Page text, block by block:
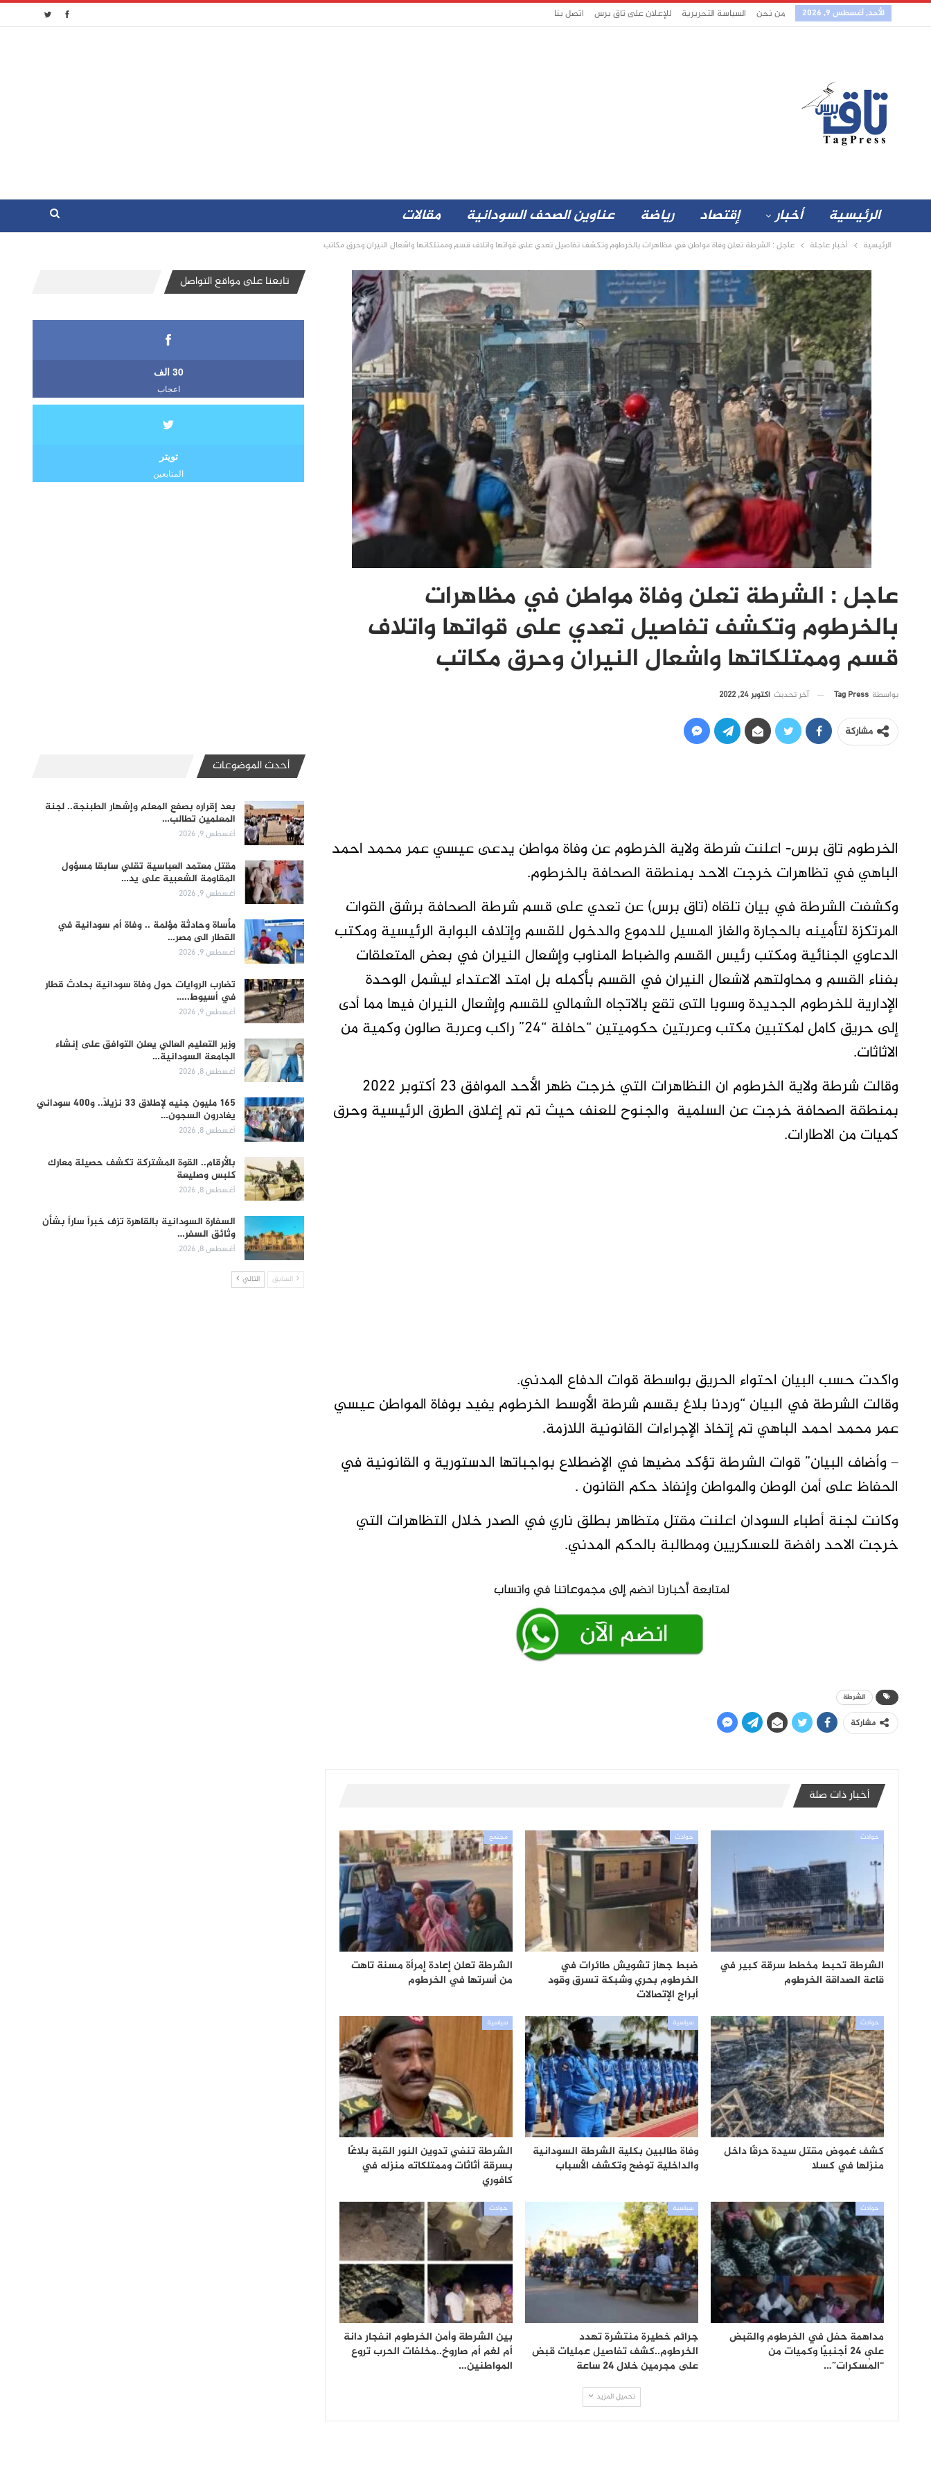
الأحد, أغسطس 9, 2026 من نحن السياسة التحريرية للإعلان على تاق برس اتصل بنا
الرئيسية أخبار إقتصاد رياضة عناوين الصحف السودانية مقالات
الرئيسية أخبار عاجلة عاجل : الشرطة تعلن وفاة مواطن في مظاهرات بالخرطوم وتكشف تفاصيل تعدي على قواتها واتلاف قسم وممتلكاتها واشعال النيران وحرق مكاتب
عاجل : الشرطة تعلن وفاة مواطن في مظاهرات
بالخرطوم وتكشف تفاصيل تعدي على قواتها واتلاف
قسم وممتلكاتها واشعال النيران وحرق مكاتب
بواسطة Tag Press آخر تحديث أكتوبر 24, 2022
مشاركة
الخرطوم تاق برس- اعلنت شرطة ولاية الخرطوم عن وفاة مواطن يدعى عيسي عمر محمد احمد
الباهي في تظاهرات خرجت الاحد بمنطقة الصحافة بالخرطوم.
وكشفت الشرطة في بيان تلقاه (تاق برس) عن تعدي على قسم شرطة الصحافة برشق القوات
المرتكزة لتأمينه بالحجارة والغاز المسيل للدموع والدخول للقسم وإتلاف البوابة الرئيسية ومكتب
الدعاوي الجنائية ومكتب رئيس القسم والضباط المناوب وإشعال النيران في بعض المتعلقات
بفناء القسم و محاولتهم لاشعال النيران في القسم بأكمله بل امتد الاعتداء ليشمل الوحدة
الإدارية للخرطوم الجديدة وسوبا التى تقع بالاتجاه الشمالي للقسم وإشعال النيران فيها مما أدى
إلى حريق كامل لمكتبين مكتب وعربتين حكوميتين “حافلة “٢٤” راكب وعربة صالون وكمية من
الاثاثات.
وقالت شرطة ولاية الخرطوم ان النظاهرات التي خرجت ظهر الأحد الموافق ٢٣ أكتوبر ٢٠٢٢
بمنطقة الصحافة خرجت عن السلمية والجنوح للعنف حيث تم تم إغلاق الطرق الرئيسية وحرق
كميات من الاطارات.
واكدت حسب البيان احتواء الحريق بواسطة قوات الدفاع المدني.
وقالت الشرطة في البيان “وردنا بلاغ بقسم شرطة الأوسط الخرطوم يفيد بوفاة المواطن عيسي
عمر محمد احمد الباهي تم إتخاذ الإجراءات القانونية اللازمة.
– وأضاف البيان” قوات الشرطة تؤكد مضيها في الإضطلاع بواجباتها الدستورية و القانونية في
الحفاظ على أمن الوطن والمواطن وإنفاذ حكم القانون .
وكانت لجنة أطباء السودان اعلنت مقتل متظاهر بطلق ناري في الصدر خلال التظاهرات التي
خرجت الاحد رافضة للعسكريين ومطالبة بالحكم المدني.
الشرطة
مشاركة
أخبار ذات صلة
حوادث
الشرطة تحبط مخطط سرقة كبير في
قاعة الصداقة الخرطوم
حوادث
ضبط جهاز تشويش طائرات في
الخرطوم بحري وشبكة تسرق وقود
أبراج الإتصالات
مجتمع
الشرطة تعلن إعادة إمرأة مسنة تاهت
من أسرتها في الخرطوم
حوادث
كشف غموض مقتل سيدة حرقًا داخل
منزلها في كسلا
سياسية
وفاة طالبين بكلية الشرطة السودانية
والداخلية توضح وتكشف الأسباب
سياسية
الشرطة تنفي تدوين النور القبة بلاغًا
بسرقة أثاثات وممتلكاته منزله في
كافوري
حوادث
مداهمة حفل في الخرطوم والقبض
على 24 أجنبيًا وكميات من
“المُسكرات”…
سياسية
جرائم خطيرة منتشرة تهدد
الخرطوم..كشف تفاصيل عمليات قبض
على مجرمين خلال 24 ساعة
حوادث
بين الشرطة وأمن الخرطوم انفجار دانة
أم لغم أم صاروخ..مخلفات الحرب تروع
المواطنين…
تحميل المزيد
تابعنا على مواقع التواصل
30 الف
اعجاب
تويتر
المتابعين
أحدث الموضوعات
بعد إقراره بصفع المعلم وإشهار الطبنجة.. لجنة
المعلمين تطالب…
أغسطس 9, 2026
مقتل معتمد العباسية تقلي سابقا مسؤول
المقاومة الشعبية على يد…
أغسطس 9, 2026
مأساة وحادثة مؤلمة .. وفاة أم سودانية في
القطار الى مصر…
أغسطس 9, 2026
تضارب الروايات حول وفاة سودانية بحادث قطار
في أسيوط..…
أغسطس 9, 2026
وزير التعليم العالي يعلن التوافق على إنشاء
الجامعة السودانية…
أغسطس 8, 2026
165 مليون جنيه لإطلاق 33 نزيلاً.. و400 سوداني
يغادرون السجون…
أغسطس 8, 2026
بالأرقام.. القوة المشتركة تكشف حصيلة معارك
كلبس وصليعة
أغسطس 8, 2026
السفارة السودانية بالقاهرة تزف خبراً ساراً بشأن
وثائق السفر…
أغسطس 8, 2026
السابق التالي